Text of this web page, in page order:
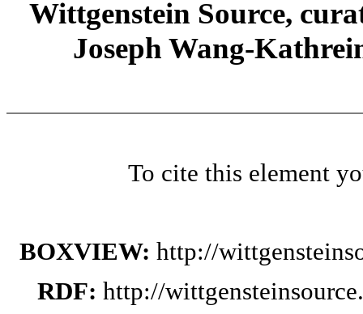
Wittgenstein Source,
Joseph Wang-
To cite this element
BOXVIEW: http://
RDF: http://